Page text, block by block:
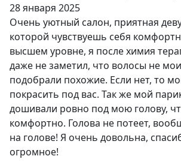
28 января 2025
Очень уютный салон, приятная
которой чувствуешь себя
высшем уровне, я после химия
даже не заметил, что волосы не
подобрали похожие. Если нет, то
покрасить под вас. Так же мой
дошивали ровно под мою голову,
комфортно. Голова не потеет,
на голове! Я очень довольна,
огромное!